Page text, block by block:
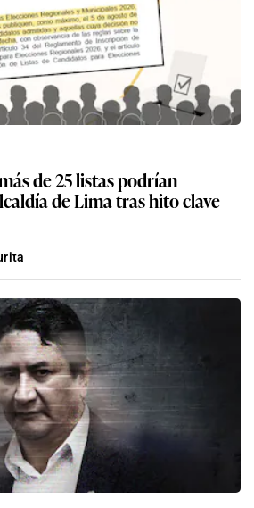
de 25 listas podrían
de Lima tras hito clave